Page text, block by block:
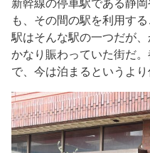
新幹線の停車駅である静
も、その間の駅を利用す
駅はそんな駅の一つだが
かなり賑わっていた街だ
で、今は泊まるというよ